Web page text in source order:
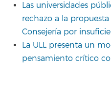
Las universidades
rechazo a la
Consejería por
La ULL presenta un
pensamiento crítico